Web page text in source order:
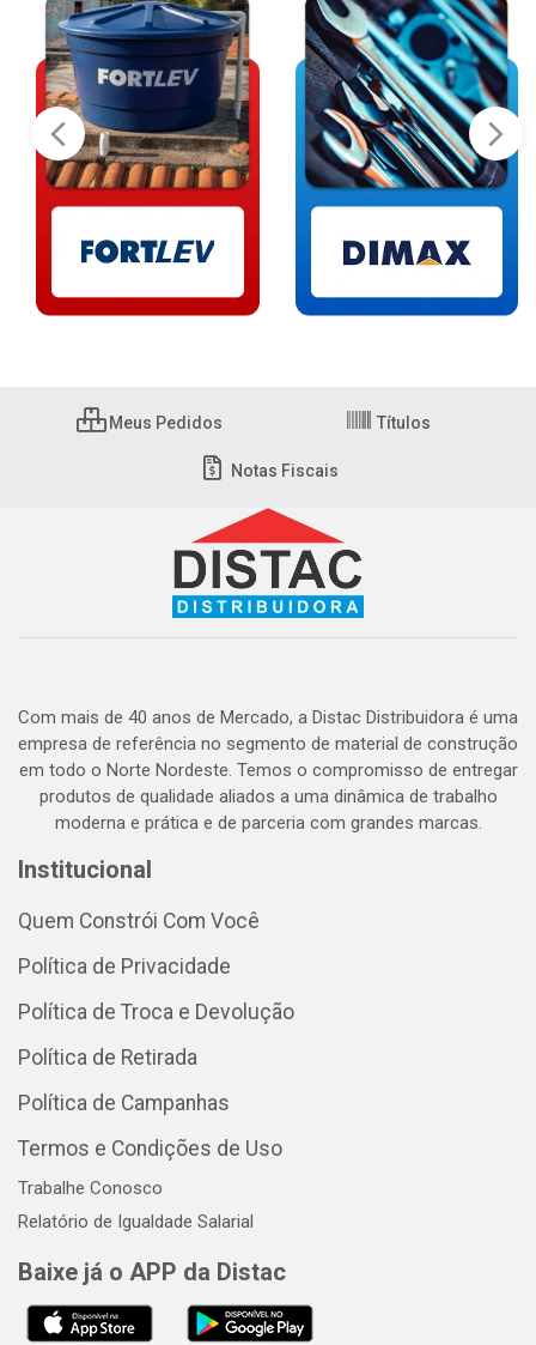
Meus Pedidos Títulos
Notas Fiscais
Com mais de 40 anos de Mercado, a Distac Distribuidora é uma
empresa de referência no segmento de material de construção
em todo o Norte Nordeste. Temos o compromisso de entregar
produtos de qualidade aliados a uma dinâmica de trabalho
moderna e prática e de parceria com grandes marcas.
Institucional
Quem Constrói Com Você
Política de Privacidade
Política de Troca e Devolução
Política de Retirada
Política de Campanhas
Termos e Condições de Uso
Trabalhe Conosco
Relatório de Igualdade Salarial
Baixe já o APP da Distac